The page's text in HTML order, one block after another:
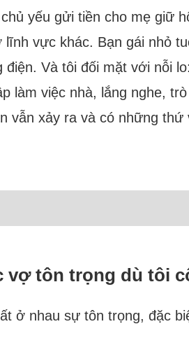
yếu gửi tiền cho mẹ giữ
lĩnh vực khác. Bạn gái nhỏ
điện. Và tôi đối mặt với nỗi
làm việc nhà, lắng nghe,
vẫn xảy ra và có những
tôn trọng dù tôi
ở nhau sự tôn trọng, đặc